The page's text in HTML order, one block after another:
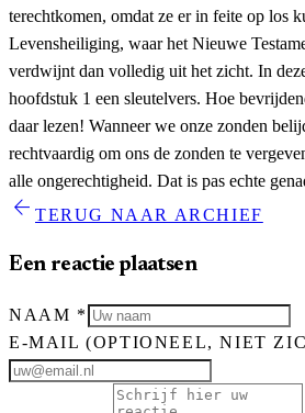
terechtkomen, omdat ze er in feite op los
Levensheiliging, waar het Nieuwe
verdwijnt dan volledig uit het zicht. In
hoofdstuk 1 een sleutelvers. Hoe
daar lezen! Wanneer we onze zonden
rechtvaardig om ons de zonden te
alle ongerechtigheid. Dat is pas echte
arrow_back TERUG NAAR ARCHIEF
Een reactie plaatsen
NAAM *
E-MAIL(OPTIONEEL, NIET